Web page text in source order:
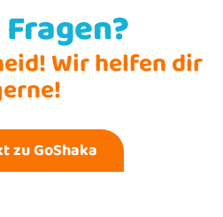
Wir helfen dir
zu GoShaka